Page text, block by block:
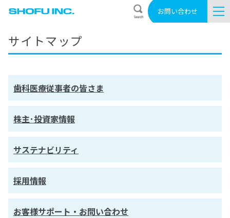
お問い合わせ
サイトマップ
歯科医療従事者の皆さま
株主･投資家情報
サステナビリティ
採用情報
お客様サポート・お問い合わせ